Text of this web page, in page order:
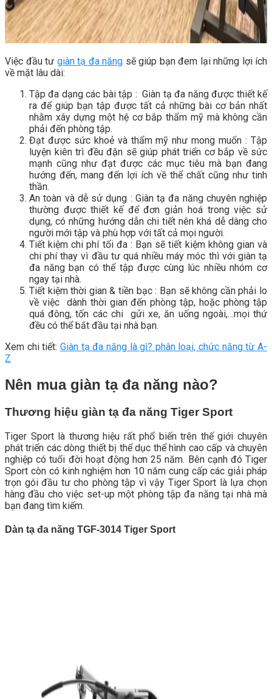
Việc đầu tư giàn tạ đa năng sẽ giúp bạn đem lại những lợi ích
về mặt lâu dài:
Tập đa dạng các bài tập : Giàn tạ đa năng được thiết kế
ra để giúp bạn tập được tất cả những bài cơ bản nhất
nhằm xây dựng một hệ cơ bắp thẩm mỹ mà không cần
phải đến phòng tập.
Đạt được sức khoẻ và thẩm mỹ như mong muốn : Tập
luyện kiên trì đều đặn sẽ giúp phát triển cơ bắp về sức
mạnh cũng như đạt được các mục tiêu mà bạn đang
hướng đến, mang đến lợi ích về thể chất cũng như tinh
thần.
An toàn và dễ sử dụng : Giàn tạ đa năng chuyên nghiệp
thường được thiết kế để đơn giản hoá trong việc sử
dụng, có những hướng dẫn chi tiết nên khá dễ dàng cho
người mới tập và phù hợp với tất cả mọi người.
Tiết kiệm chi phí tối đa : Bạn sẽ tiết kiệm không gian và
chi phí thay vì đầu tư quá nhiều máy móc thì với giàn tạ
đa năng bạn có thể tập được cùng lúc nhiều nhóm cơ
ngay tại nhà.
Tiết kiệm thời gian & tiền bạc : Bạn sẽ không cần phải lo
về việc dành thời gian đến phòng tập, hoặc phòng tập
quá đông, tốn các chi gửi xe, ăn uống ngoài,…mọi thứ
đều có thể bắt đầu tại nhà bạn.
Xem chi tiết: Giàn tạ đa năng là gì? phân loại, chức năng từ A-
Z
Nên mua giàn tạ đa năng nào?
Thương hiệu giàn tạ đa năng Tiger Sport
Tiger Sport là thương hiệu rất phổ biến trên thế giới chuyên
phát triển các dòng thiết bị thể dục thể hình cao cấp và chuyên
nghiệp có tuổi đời hoạt động hơn 25 năm. Bên cạnh đó Tiger
Sport còn có kinh nghiệm hơn 10 năm cung cấp các giải pháp
trọn gói đầu tư cho phòng tập vì vậy Tiger Sport là lựa chọn
hàng đầu cho việc set-up một phòng tập đa năng tại nhà mà
bạn đang tìm kiếm.
Dàn tạ đa năng TGF-3014 Tiger Sport